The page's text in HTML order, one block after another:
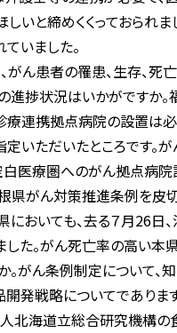
いと締めくくっておられ
いました。
がん患者の罹患、生存、
捗状況はいかがですか。
連携拠点病院の設置は必
いただいたところです
白医療圏へのがん拠点病
がん対策推進条例を皮切
においても、去る７月26
た。がん死亡率の高い本
がん条例制定について、
発戦略についてでありま
北海道立総合研究機構の